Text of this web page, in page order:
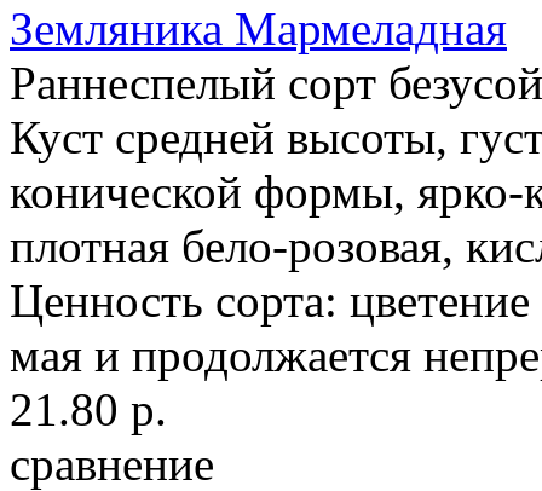
Земляника Мармеладная
Раннеспелый сорт
Куст средней высоты,
конической формы, ярко-
плотная бело-розовая,
Ценность сорта: цветение
мая и продолжается
21.80 р.
сравнение